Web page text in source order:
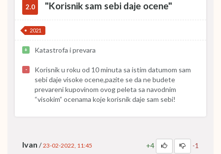
2.0 "Korisnik sam sebi daje ocene"
2021
+ Katastrofa i prevara
-
Korisnik u roku od 10 minuta sa istim datumom sam
sebi daje visoke ocene,pazite se da ne budete
prevareni kupovinom ovog peleta sa navodnim
“visokim” ocenama koje korisnik daje sam sebi!
Ivan / 23-02-2022, 11:45 +4 -1